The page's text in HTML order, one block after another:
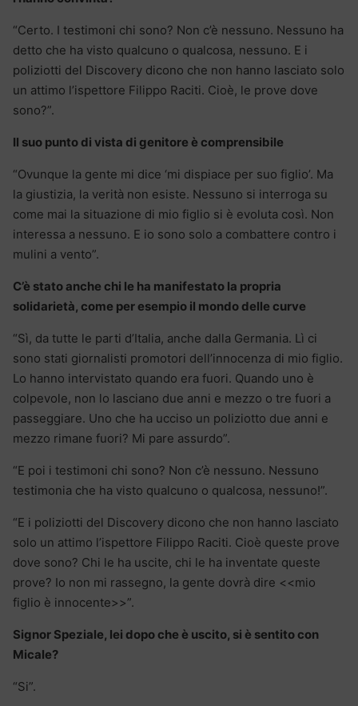
“Certo. I testimoni chi sono? Non c’è nessuno. Nessuno ha
detto che ha visto qualcuno o qualcosa, nessuno. E i
poliziotti del Discovery dicono che non hanno lasciato solo
un attimo l’ispettore Filippo Raciti. Cioè, le prove dove
sono?”.
Il suo punto di vista di genitore è comprensibile
“Ovunque la gente mi dice ‘mi dispiace per suo figlio’. Ma
la giustizia, la verità non esiste. Nessuno si interroga su
come mai la situazione di mio figlio si è evoluta così. Non
interessa a nessuno. E io sono solo a combattere contro i
mulini a vento”.
C’è stato anche chi le ha manifestato la propria
solidarietà, come per esempio il mondo delle curve
“Sì, da tutte le parti d’Italia, anche dalla Germania. Lì ci
sono stati giornalisti promotori dell’innocenza di mio figlio.
Lo hanno intervistato quando era fuori. Quando uno è
colpevole, non lo lasciano due anni e mezzo o tre fuori a
passeggiare. Uno che ha ucciso un poliziotto due anni e
mezzo rimane fuori? Mi pare assurdo”.
“E poi i testimoni chi sono? Non c’è nessuno. Nessuno
testimonia che ha visto qualcuno o qualcosa, nessuno!”.
“E i poliziotti del Discovery dicono che non hanno lasciato
solo un attimo l’ispettore Filippo Raciti. Cioè queste prove
dove sono? Chi le ha uscite, chi le ha inventate queste
prove? Io non mi rassegno, la gente dovrà dire <<mio
figlio è innocente>>”.
Signor Speziale, lei dopo che è uscito, si è sentito con
Micale?
“Si”.